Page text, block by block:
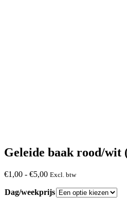
Geleide baak rood/wit
€1,00 - €5,00Prijsklasse:
tot
Excl. btw
Dag/weekprijs